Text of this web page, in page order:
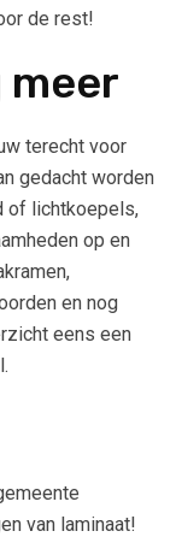
de rest!
meer
terecht voor
gedacht worden
of lichtkoepels,
op en
en nog
eens een
van laminaat!